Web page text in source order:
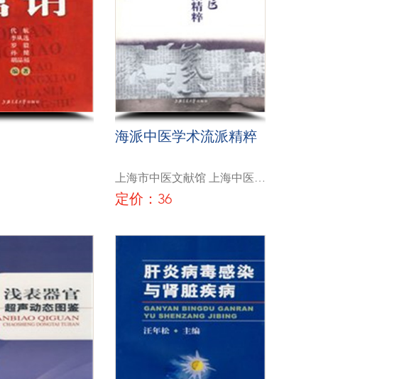
海派中医学术流派精粹
上海市中医文献馆 上海中医药
大学医史博物馆
定价：36